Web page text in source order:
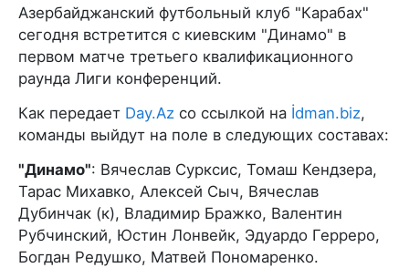
Азербайджанский футбольный клуб "Карабах"
сегодня встретится с киевским "Динамо" в
первом матче третьего квалификационного
раунда Лиги конференций.
Как передает Day.Az со ссылкой на İdman.biz,
команды выйдут на поле в следующих составах:
"Динамо": Вячеслав Сурксис, Томаш Кендзера,
Тарас Михавко, Алексей Сыч, Вячеслав
Дубинчак (к), Владимир Бражко, Валентин
Рубчинский, Юстин Лонвейк, Эдуардо Герреро,
Богдан Редушко, Матвей Пономаренко.